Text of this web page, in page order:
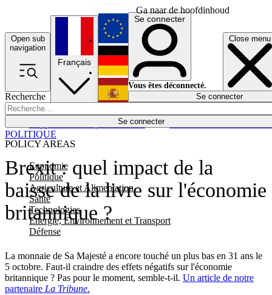
Ga naar de hoofdinhoud
Open sub
navigation
Close menu
Recherche
Se connecter
POLICY AREAS
Economie
Politique
Agriculture et Alimentation
Santé
Technologies
Energie, Environnement et Transport
Défense
Économie
Français
English
Deutsch
Español
Se connecter
Vous êtes déconnecté.
Se connecter
Brexit : quel impact de la
baisse de la livre sur l'économie
britannique ?
La monnaie de Sa Majesté a encore touché un plus bas en 31 ans le
5 octobre. Faut-il craindre des effets négatifs sur l'économie
britannique ? Pas pour le moment, semble-t-il. Un article de notre
partenaire La Tribune.
POLITIQUE